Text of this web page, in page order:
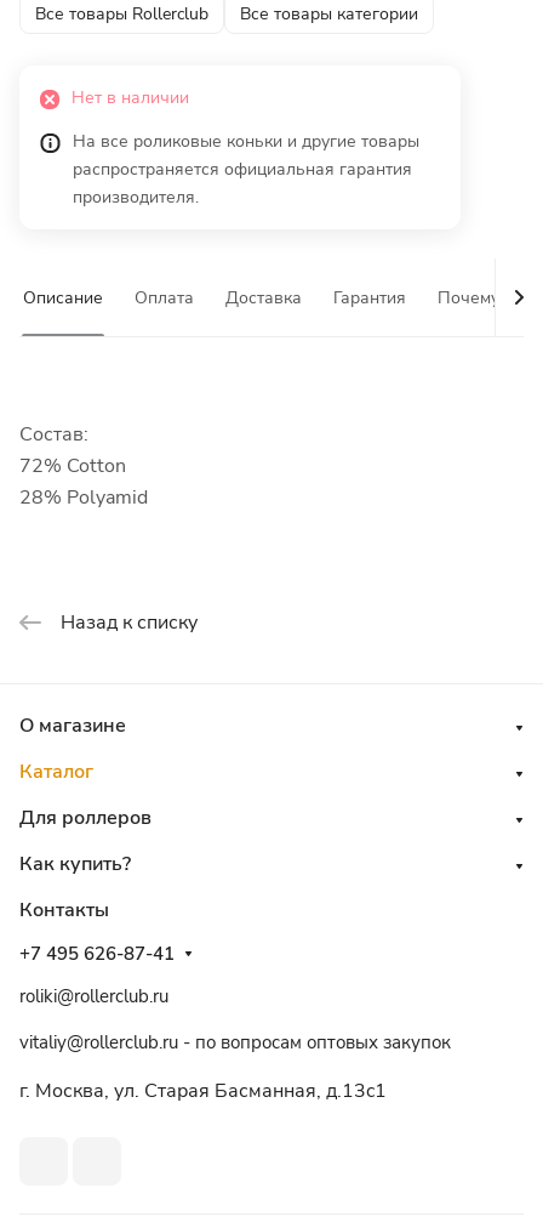
Все товары Rollerclub Все товары категории
Нет в наличии
На все роликовые коньки и другие товары
распространяется официальная гарантия
производителя.
Описание Оплата Доставка Гарантия Почему у
Состав:
72% Cotton
28% Polyamid
Назад к списку
О магазине
Каталог
Для роллеров
Как купить?
Контакты
+7 495 626-87-41
roliki@rollerclub.ru
vitaliy@rollerclub.ru - по вопросам оптовых закупок
г. Москва, ул. Старая Басманная, д.13c1